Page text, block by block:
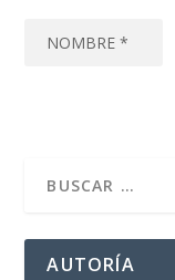
AUTORÍA